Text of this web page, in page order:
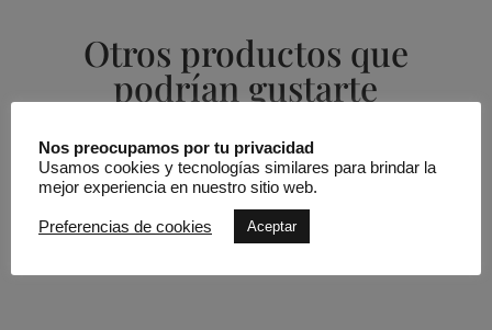
Otros productos que
podrían gustarte
Productos relacionados
Zapato glitter lazo
Nos preocupamos por tu privacidad
Usamos cookies y tecnologías similares para brindar la
mejor experiencia en nuestro sitio web.
Preferencias de cookies Aceptar